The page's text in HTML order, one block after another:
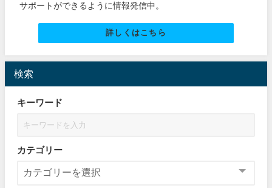
サポートができるように情報発信中。
詳しくはこちら
検索
キーワード
カテゴリー